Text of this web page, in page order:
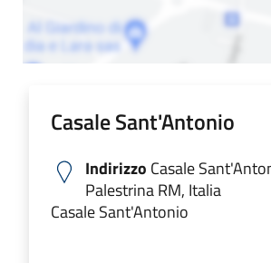
Casale Sant'Antonio
Indirizzo Casale
Palestrina RM, Italia
Casale Sant'Antonio